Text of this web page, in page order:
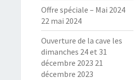
Offre spéciale – Mai 2024
22 mai 2024
Ouverture de la cave les
dimanches 24 et 31
décembre 2023 21
décembre 2023